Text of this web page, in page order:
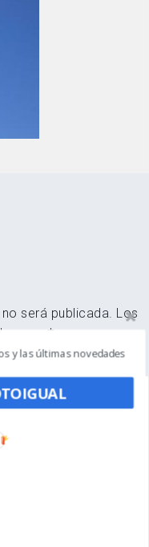
será publicada. Los
con *
y las últimas novedades